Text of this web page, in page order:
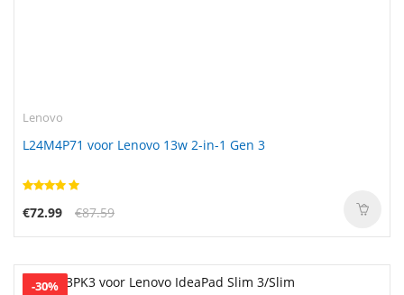
Lenovo
L24M4P71 voor Lenovo 13w 2-in-1 Gen 3
€72.99 €87.59
-30%